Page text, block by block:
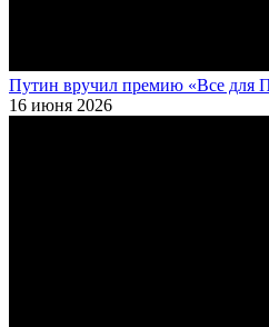
Путин вручил премию «Все для
16 июня 2026